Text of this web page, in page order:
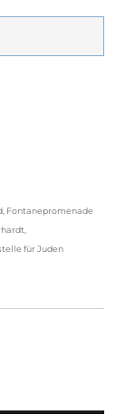
Fontanepromenade
für Juden